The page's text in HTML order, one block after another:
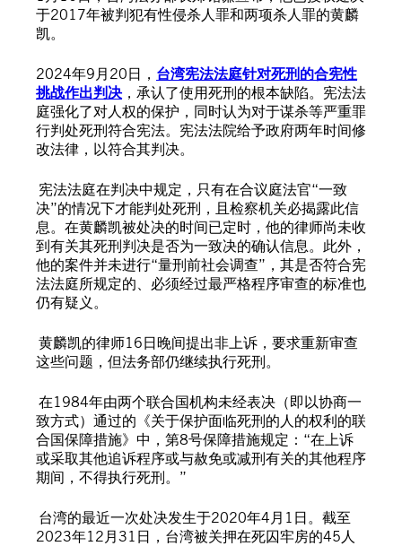
于2017年被判犯有性侵杀人罪和两项杀人罪的黄麟
凯。
2024年9月20日， 台湾宪法法庭针对死刑的合宪性
挑战作出判决 ，承认了使用死刑的根本缺陷。宪法法
庭强化了对人权的保护，同时认为对于谋杀等严重罪
行判处死刑符合宪法。宪法法院给予政府两年时间修
改法律，以符合其判决。
宪法法庭在判决中规定，只有在合议庭法官“一致
决”的情况下才能判处死刑，且检察机关必揭露此信
息。在黄麟凯被处决的时间已定时，他的律师尚未收
到有关其死刑判决是否为一致决的确认信息。此外，
他的案件并未进行“量刑前社会调查”，其是否符合宪
法法庭所规定的、必须经过最严格程序审查的标准也
仍有疑义。
黄麟凯的律师16日晚间提出非上诉，要求重新审查
这些问题，但法务部仍继续执行死刑。
在1984年由两个联合国机构未经表决（即以协商一
致方式）通过的《关于保护面临死刑的人的权利的联
合国保障措施》中，第8号保障措施规定：“在上诉
或采取其他追诉程序或与赦免或减刑有关的其他程序
期间，不得执行死刑。”
台湾的最近一次处决发生于2020年4月1日。截至
2023年12月31日，台湾被关押在死囚牢房的45人